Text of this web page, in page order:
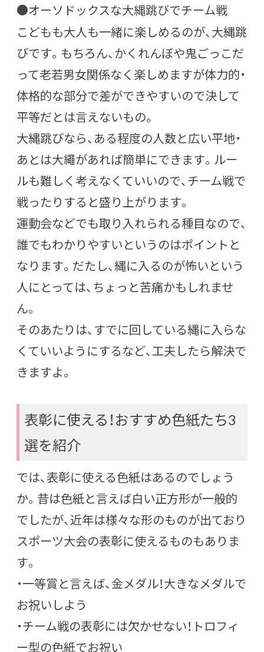
●オーソドックスな大縄跳びでチーム戦
こどもも大人も一緒に楽しめるのが、大縄跳
びです。もちろん、かくれんぼや鬼ごっこだ
って老若男女関係なく楽しめますが体力的・
体格的な部分で差ができやすいので決して
平等だとは言えないもの。
大縄跳びなら、ある程度の人数と広い平地・
あとは大繩があれば簡単にできます。ルー
ルも難しく考えなくていいので、チーム戦で
戦ったりすると盛り上がります。
運動会などでも取り入れられる種目なので、
誰でもわかりやすいというのはポイントと
なります。だたし、縄に入るのが怖いという
人にとっては、ちょっと苦痛かもしれませ
ん。
そのあたりは、すでに回している縄に入らな
くていいようにするなど、工夫したら解決で
きますよ。
表彰に使える！おすすめ色紙たち3
選を紹介
では、表彰に使える色紙はあるのでしょう
か。昔は色紙と言えば白い正方形が一般的
でしたが、近年は様々な形のものが出ており
スポーツ大会の表彰に使えるものもありま
す。
・一等賞と言えば、金メダル！大きなメダルで
お祝いしよう
・チーム戦の表彰には欠かせない！トロフィ
ー型の色紙でお祝い